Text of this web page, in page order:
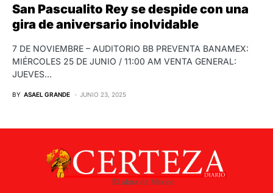
San Pascualito Rey se despide con una
gira de aniversario inolvidable
7 DE NOVIEMBRE – AUDITORIO BB PREVENTA BANAMEX:
MIÉRCOLES 25 DE JUNIO / 11:00 AM VENTA GENERAL:
JUEVES…
BY ASAEL GRANDE JUNIO 23, 2025